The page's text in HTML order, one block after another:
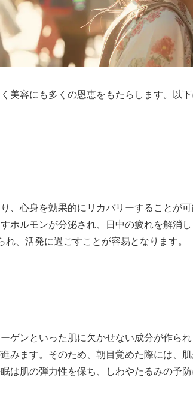
美容にも多くの恩恵をもたらします。以
、心身を効果的にリカバリーすることが
ホルモンが分泌され、日中の疲れを解消
、活発に過ごすことが容易となります。
ゲンといった肌に欠かせない成分が作ら
みます。そのため、朝目覚めた際には、
は肌の弾力性を保ち、しわやたるみの予防